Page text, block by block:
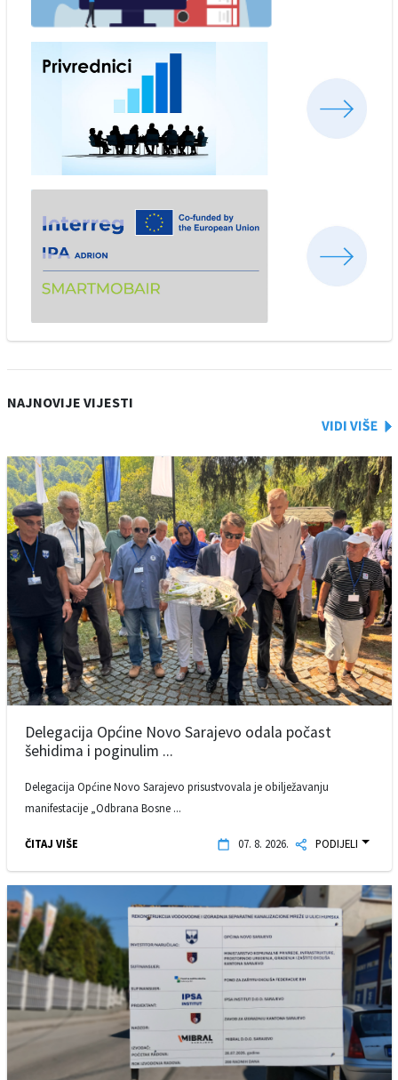
NAJNOVIJE VIJESTI
Delegacija Općine Novo Sarajevo odala počast
šehidima i poginulim ...
Delegacija Općine Novo Sarajevo prisustvovala je obilježavanju
manifestacije „Odbrana Bosne ...
ČITAJ VIŠE 07. 8. 2026. PODIJELI